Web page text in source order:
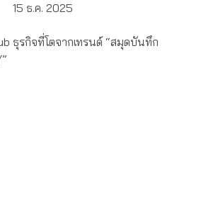
15 ธ.ค. 2025